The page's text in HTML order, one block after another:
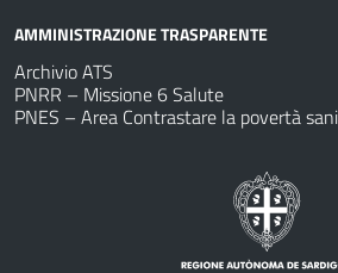
AMMINISTRAZIONE TRASPARENTE
Archivio ATS
PNRR – Missione 6 Salute
PNES – Area Contrastare la povertà